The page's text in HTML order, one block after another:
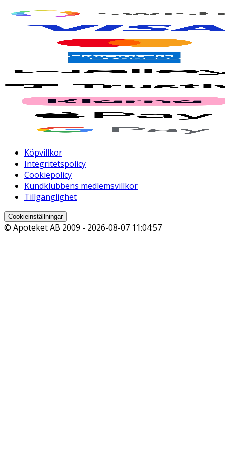
Köpvillkor
Integritetspolicy
Cookiepolicy
Kundklubbens medlemsvillkor
Tillgänglighet
Cookieinställningar
© Apoteket AB 2009 - 2026-08-07 11:04:57